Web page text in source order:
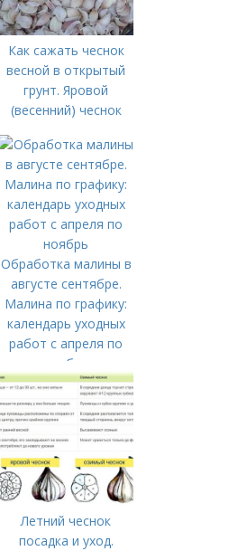
Как сажать чеснок
весной в открытый
грунт. Яровой
(весенний) чеснок
Обработка малины в
августе сентябре.
Малина по графику:
календарь уходных
работ с апреля по
ноябрь
Летний чеснок
посадка и уход.